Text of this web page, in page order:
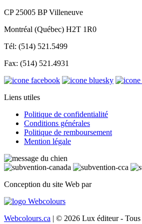
CP 25005 BP Villeneuve
Montréal (Québec) H2T 1R0
Tél: (514) 521.5499
Fax: (514) 521.4931
Liens utiles
Politique de confidentialité
Conditions générales
Politique de remboursement
Mention légale
Conception du site Web par
Webcolours.ca | © 2026 Lux éditeur - Tous